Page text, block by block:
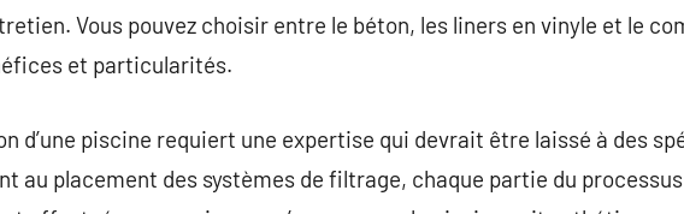
Vous pouvez choisir entre le béton, les liners en vinyle et le
et particularités.
d’une piscine requiert une expertise qui devrait être laissé à des
au placement des systèmes de filtrage, chaque partie du